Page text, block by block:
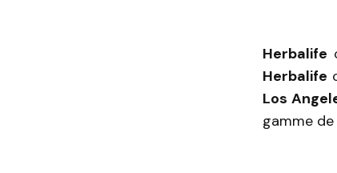
Herbalife
Herbalife
Los
gamme